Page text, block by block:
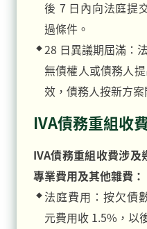
後 7 日內向法庭提
過條件。
28 日異議期屆滿：
無債權人或債務人
效，債務人按新方案
IVA債務重組收
IVA債務重組收費涉及
專業費用及其他雜費：
法庭費用：按欠債
元費用收 1.5%，以